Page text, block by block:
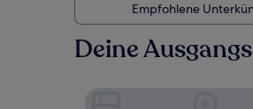
Empfohlene
Deine
Wingate by Wyndham